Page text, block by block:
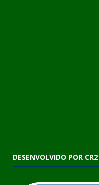
DESENVOLVIDO POR CR2